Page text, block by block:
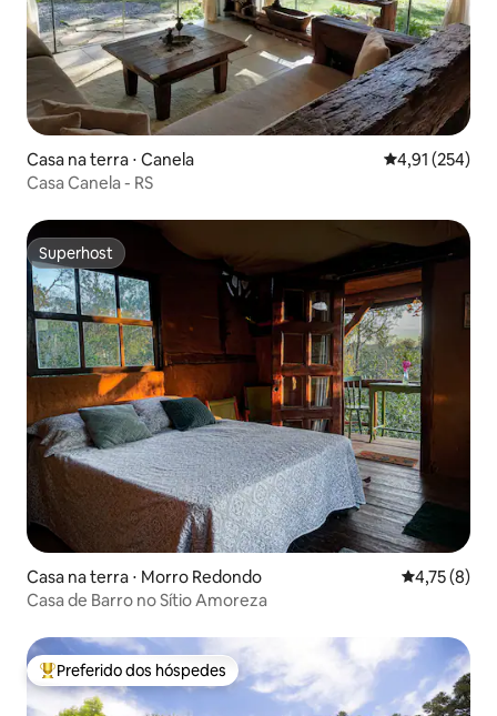
Casa na terra ⋅ Canela 4,91 de uma
4,91 (254)
Casa Canela - RS
Superhost
Superhost
Casa na terra ⋅ Morro Redondo 4,75 de
4,75 (8)
Casa de Barro no Sítio Amoreza
Entre os melhores preferidos dos hóspedes
Preferido dos hóspedes